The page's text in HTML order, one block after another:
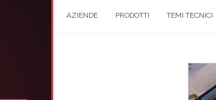
AZIENDE PRODOTTI TEMI TECNICI